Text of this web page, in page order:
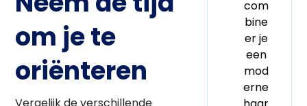
om je te
oriënteren
com
bine
er je
een
mod
erne